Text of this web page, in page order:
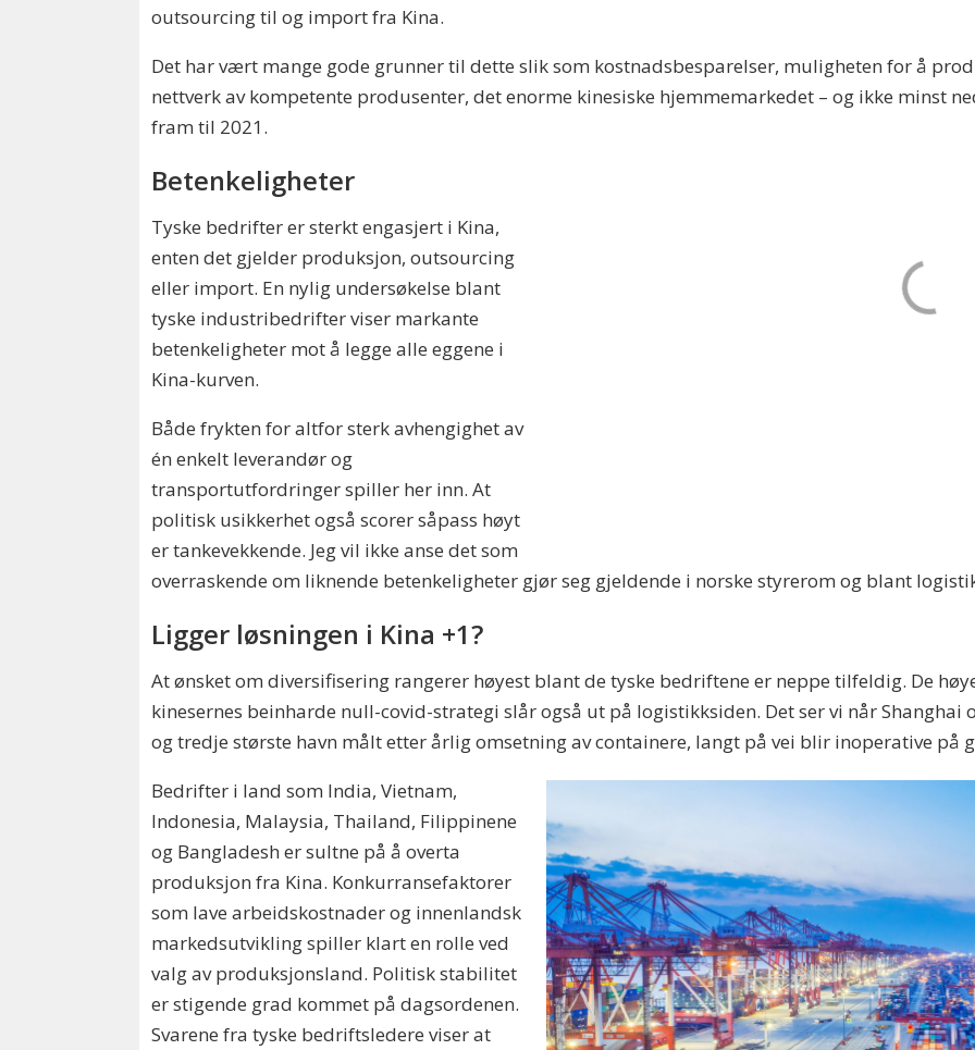
outsourcing til og import fra Kina.
Det har vært mange gode grunner til dette slik som kostnadsbesparelser, muligheten for å
nettverk av kompetente produsenter, det enorme kinesiske hjemmemarkedet – og ikke minst
fram til 2021.
Betenkeligheter
Tyske bedrifter er sterkt engasjert i Kina,
enten det gjelder produksjon, outsourcing
eller import. En nylig undersøkelse blant
tyske industribedrifter viser markante
betenkeligheter mot å legge alle eggene i
Kina-kurven.
Både frykten for altfor sterk avhengighet av
én enkelt leverandør og
transportutfordringer spiller her inn. At
politisk usikkerhet også scorer såpass høyt
er tankevekkende. Jeg vil ikke anse det som
overraskende om liknende betenkeligheter gjør seg gjeldende i norske styrerom og blant
Ligger løsningen i Kina +1?
At ønsket om diversifisering rangerer høyest blant de tyske bedriftene er neppe tilfeldig. De
kinesernes beinharde null-covid-strategi slår også ut på logistikksiden. Det ser vi når Shanghai
og tredje største havn målt etter årlig omsetning av containere, langt på vei blir inoperative på
Bedrifter i land som India, Vietnam,
Indonesia, Malaysia, Thailand, Filippinene
og Bangladesh er sultne på å overta
produksjon fra Kina. Konkurransefaktorer
som lave arbeidskostnader og innenlandsk
markedsutvikling spiller klart en rolle ved
valg av produksjonsland. Politisk stabilitet
er stigende grad kommet på dagsordenen.
Svarene fra tyske bedriftsledere viser at